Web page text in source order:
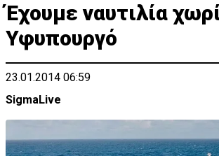
Έχουμε ναυτιλία
Υφυπουργό
23.01.2014 06:59
SigmaLive